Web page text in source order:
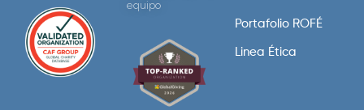
equipo
Portafolio ROFÉ
Linea Ética